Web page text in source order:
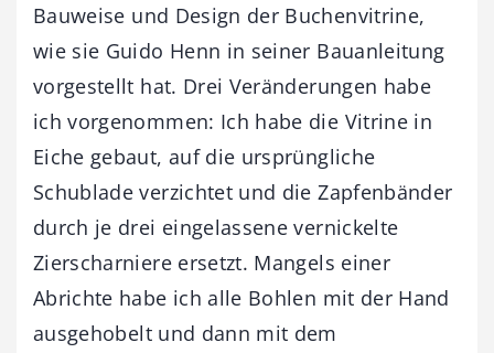
Bauweise und Design der Buchenvitrine,
wie sie Guido Henn in seiner Bauanleitung
vorgestellt hat. Drei Veränderungen habe
ich vorgenommen: Ich habe die Vitrine in
Eiche gebaut, auf die ursprüngliche
Schublade verzichtet und die Zapfenbänder
durch je drei eingelassene vernickelte
Zierscharniere ersetzt. Mangels einer
Abrichte habe ich alle Bohlen mit der Hand
ausgehobelt und dann mit dem